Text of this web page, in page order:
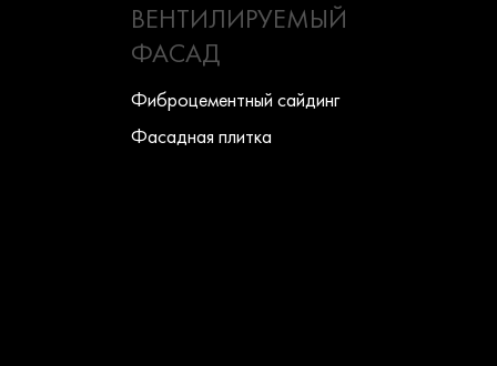
ВЕНТИЛИРУЕМЫЙ
ФАСАД
Фиброцементный сайдинг
Фасадная плитка